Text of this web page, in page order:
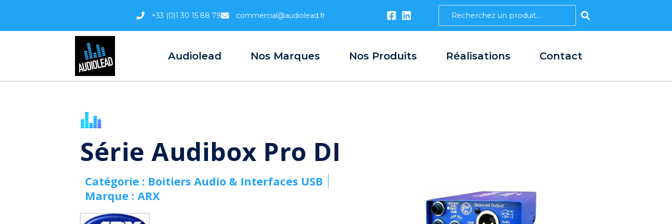
+33 (0)1 30 15 88 79 commercial@audiolead.fr
Search
...
Audiolead Nos Marques Nos Produits Réalisations Contact
Série Audibox Pro DI
Catégorie : Boitiers Audio & Interfaces USB
Marque : ARX